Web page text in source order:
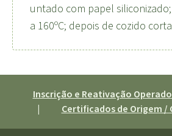
untado com papel
a 160ºC; depois de cozido
Inscrição e Reativação
|
Certificados de Origem